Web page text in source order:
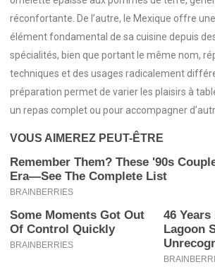
réconfortante. De l’autre, le Mexique offre
élément fondamental de sa cuisine depuis
spécialités, bien que portant le même nom,
techniques et des usages radicalement
préparation permet de varier les plaisirs à
un repas complet ou pour accompagner